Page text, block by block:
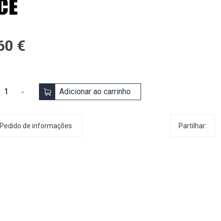
€
Adicionar ao carrinho
de informações Partilhar: